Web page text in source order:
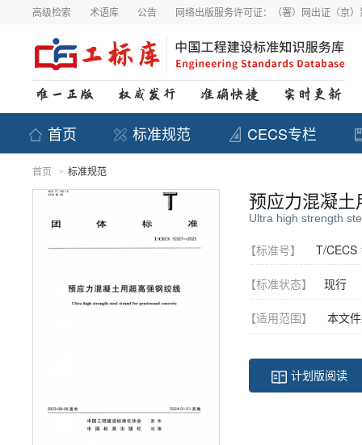
高级检索 术语库 公告 网络出版服务许可证：（署）网出证（京
首页 标准规范 CECS专栏
首页 > 标准规范
预应力混凝
Ultra high strength
【标准号】 T/CECS
【标准状态】 现行
【适用范围】 本文
计划版阅读